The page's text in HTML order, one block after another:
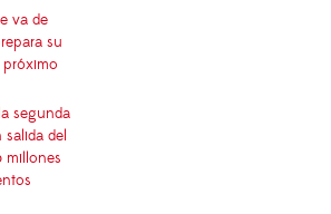
va de
su
próximo
segunda
del
millones